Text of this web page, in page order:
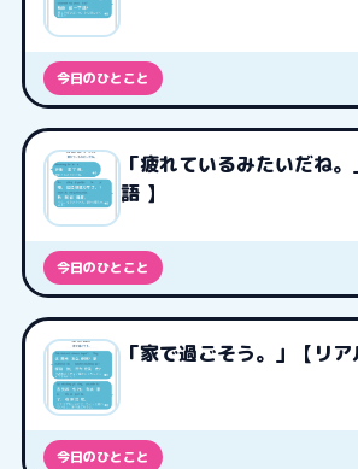
今日のひとこと
「疲れているみたいだね
語 】
今日のひとこと
「家で過ごそう。」【リア
今日のひとこと